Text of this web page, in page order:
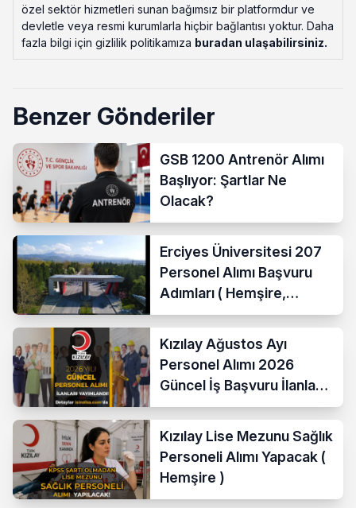
özel sektör hizmetleri sunan bağımsız bir platformdur ve
devletle veya resmi kurumlarla hiçbir bağlantısı yoktur. Daha
fazla bilgi için gizlilik politikamıza buradan ulaşabilirsiniz.
Benzer Gönderiler
GSB 1200 Antrenör Alımı
Başlıyor: Şartlar Ne
Olacak?
Erciyes Üniversitesi 207
Personel Alımı Başvuru
Adımları ( Hemşire,
Temizlik Personeli )
Kızılay Ağustos Ayı
Personel Alımı 2026
Güncel İş Başvuru İlanları
Yayımladı!
Kızılay Lise Mezunu Sağlık
Personeli Alımı Yapacak (
Hemşire )